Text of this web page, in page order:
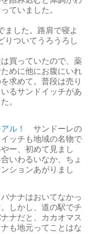
ていました。
ました。路肩で寝よ
りついてうろうろし
買っていたので、薬
めに他にお腹にいれ
求めて。普段は売り
るサンドイッチがあ
。
ル！
サンドーレの
ッチも地域の名物で
ー、初めて見まし
いわるいなか、ちょ
ションあがりまし
ナナはおいてなかっ
しかし、道の駅でチ
ナナだと、カカオマス
ナも地元ってことはな